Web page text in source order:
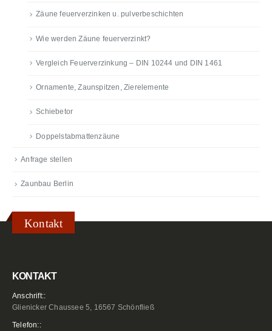
Zäune feuerverzinken u. pulverbeschichten
Wie werden Zäune feuerverzinkt?
Vergleich Feuerverzinkung – DIN 10244 und DIN 1461
Ornamente, Zaunspitzen, Zierelemente
Schiebetor
Doppelstabmattenzäune
Anfrage stellen
Zaunbau Berlin
Kontakt
KONTAKT
Anschrift::
Glienicker Chaussee 5, 16567 Schönfließ
Telefon::